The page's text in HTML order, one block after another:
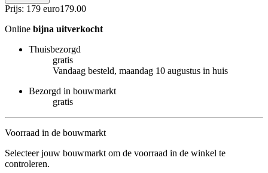
Prijs: 179 euro179.00
Online bijna uitverkocht
Thuisbezorgd
gratis
Vandaag besteld, maandag 10 augustus in huis
Bezorgd in bouwmarkt
gratis
Voorraad in de bouwmarkt
Selecteer jouw bouwmarkt om de voorraad in de winkel te
controleren.